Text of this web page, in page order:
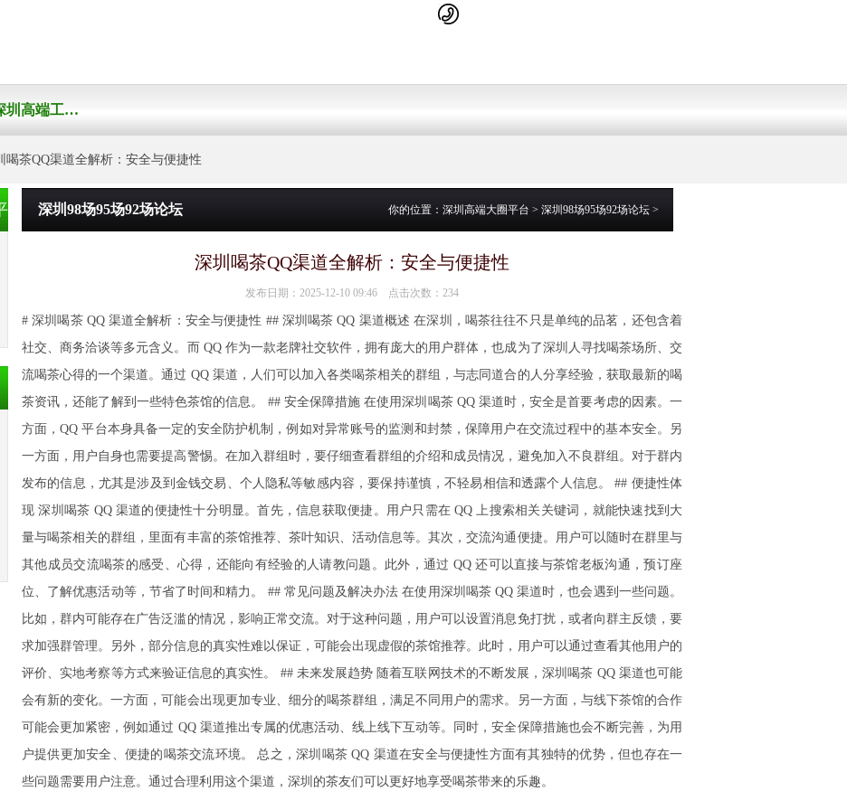
深圳高端工作室外卖
茶QQ渠道全解析：安全与便捷性
深圳98场95场92场论坛 你的位置： 深圳高端大圈平台 > 深圳98场95场92场论坛 >
深圳喝茶QQ渠道全解析：安全与便捷性
发布日期：2025-12-10 09:46 点击次数：234
# 深圳喝茶 QQ 渠道全解析：安全与便捷性 ## 深圳喝茶 QQ 渠道概述 在深圳，喝茶往往不只是单纯的品茗，还包含着
社交、商务洽谈等多元含义。而 QQ 作为一款老牌社交软件，拥有庞大的用户群体，也成为了深圳人寻找喝茶场所、交
流喝茶心得的一个渠道。通过 QQ 渠道，人们可以加入各类喝茶相关的群组，与志同道合的人分享经验，获取最新的喝
茶资讯，还能了解到一些特色茶馆的信息。 ## 安全保障措施 在使用深圳喝茶 QQ 渠道时，安全是首要考虑的因素。一
方面，QQ 平台本身具备一定的安全防护机制，例如对异常账号的监测和封禁，保障用户在交流过程中的基本安全。另
一方面，用户自身也需要提高警惕。在加入群组时，要仔细查看群组的介绍和成员情况，避免加入不良群组。对于群内
发布的信息，尤其是涉及到金钱交易、个人隐私等敏感内容，要保持谨慎，不轻易相信和透露个人信息。 ## 便捷性体
现 深圳喝茶 QQ 渠道的便捷性十分明显。首先，信息获取便捷。用户只需在 QQ 上搜索相关关键词，就能快速找到大
量与喝茶相关的群组，里面有丰富的茶馆推荐、茶叶知识、活动信息等。其次，交流沟通便捷。用户可以随时在群里与
其他成员交流喝茶的感受、心得，还能向有经验的人请教问题。此外，通过 QQ 还可以直接与茶馆老板沟通，预订座
位、了解优惠活动等，节省了时间和精力。 ## 常见问题及解决办法 在使用深圳喝茶 QQ 渠道时，也会遇到一些问题。
比如，群内可能存在广告泛滥的情况，影响正常交流。对于这种问题，用户可以设置消息免打扰，或者向群主反馈，要
求加强群管理。另外，部分信息的真实性难以保证，可能会出现虚假的茶馆推荐。此时，用户可以通过查看其他用户的
评价、实地考察等方式来验证信息的真实性。 ## 未来发展趋势 随着互联网技术的不断发展，深圳喝茶 QQ 渠道也可能
会有新的变化。一方面，可能会出现更加专业、细分的喝茶群组，满足不同用户的需求。另一方面，与线下茶馆的合作
可能会更加紧密，例如通过 QQ 渠道推出专属的优惠活动、线上线下互动等。同时，安全保障措施也会不断完善，为用
户提供更加安全、便捷的喝茶交流环境。 总之，深圳喝茶 QQ 渠道在安全与便捷性方面有其独特的优势，但也存在一
些问题需要用户注意。通过合理利用这个渠道，深圳的茶友们可以更好地享受喝茶带来的乐趣。